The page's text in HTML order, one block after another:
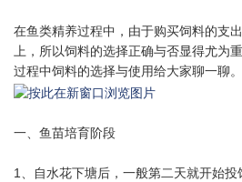
在鱼类精养过程中，由于购买饲料的支
上，所以饲料的选择正确与否显得尤为
过程中饲料的选择与使用给大家聊一聊。
一、鱼苗培育阶段
1、自水花下塘后，一般第二天就开始